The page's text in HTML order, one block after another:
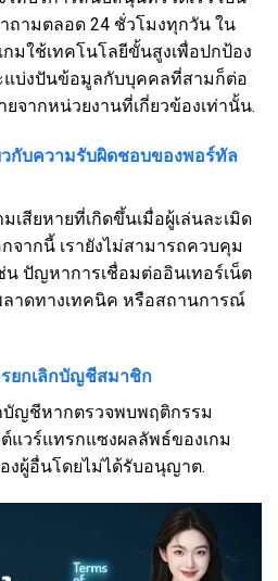
ามตลอด 24 ชั่วโมงทุกวัน ใน
มใช้เทคโนโลยีขั้นสูงเพื่อปกป้อง
แบ่งปันข้อมูลกับบุคคลที่สามก็ต่อ
จากหน่วยงานที่เกี่ยวข้องเท่านั้น.
กับความรับผิดชอบของพอร์ทัล
เสียหายที่เกิดขึ้นเมื่อผู้เล่นละเมิด
จากนี้ เรายังไม่สามารถควบคุม
น ปัญหาการเชื่อมต่ออินเทอร์เน็ต
าดทางเทคนิค หรือสถานการณ์
ยกเลิกบัญชีสมาชิก
บัญชีหากตรวจพบพฤติกรรม
แวร์แทรกแซงผลลัพธ์ของเกม
งผู้อื่นโดยไม่ได้รับอนุญาต.